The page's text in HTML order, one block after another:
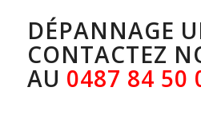
DÉPANNAGE
CONTACTEZ
AU 0487 84 50